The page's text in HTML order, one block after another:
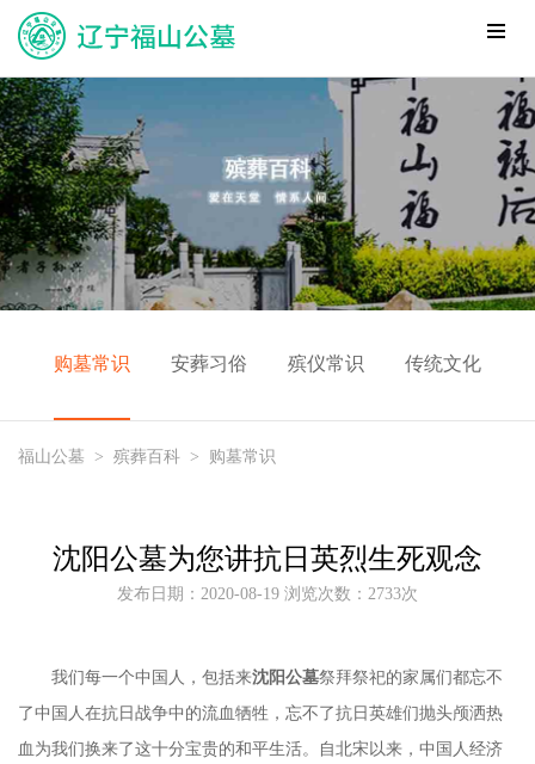
购墓常识 安葬习俗 殡仪常识 传统文化
福山公墓 > 殡葬百科 > 购墓常识
沈阳公墓为您讲抗日英烈生死观念
发布日期：2020-08-19 浏览次数：2733次
我们每一个中国人，包括来沈阳公墓祭拜祭祀的家属们都忘不
了中国人在抗日战争中的流血牺牲，忘不了抗日英雄们抛头颅洒热
血为我们换来了这十分宝贵的和平生活。自北宋以来，中国人经济